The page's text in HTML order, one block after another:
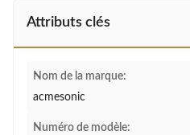
Attributs clés
Nom de la marque:
acmesonic
Numéro de modèle: